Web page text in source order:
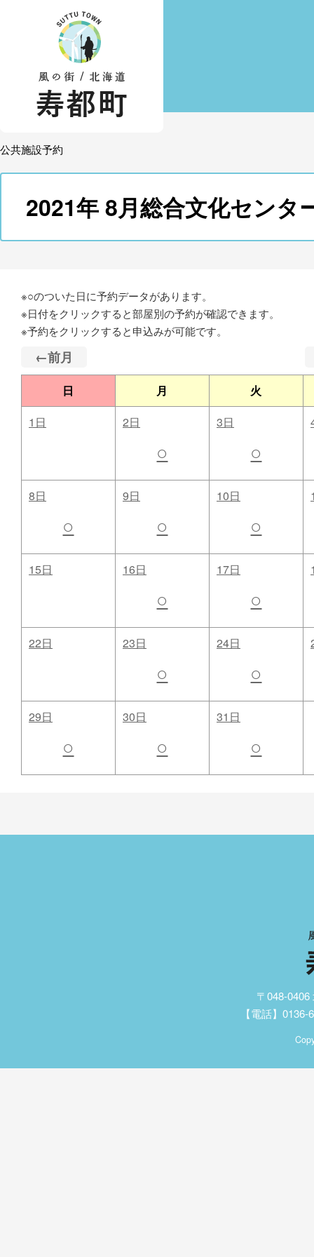
公共施設予約
2021年 8月総合文化センタ
※○のついた日に予約データがあります。
※日付をクリックすると部屋別の予約が確認できます。
※予約をクリックすると申込みが可能です。
←前月
日 月
火
1日
2日
○
3日
○
8日
○
9日
○
10日
○
15日 16日
○
17日
○
22日 23日
○
24日
○
29日
○
30日
○
31日
○
〒048-
【電話】